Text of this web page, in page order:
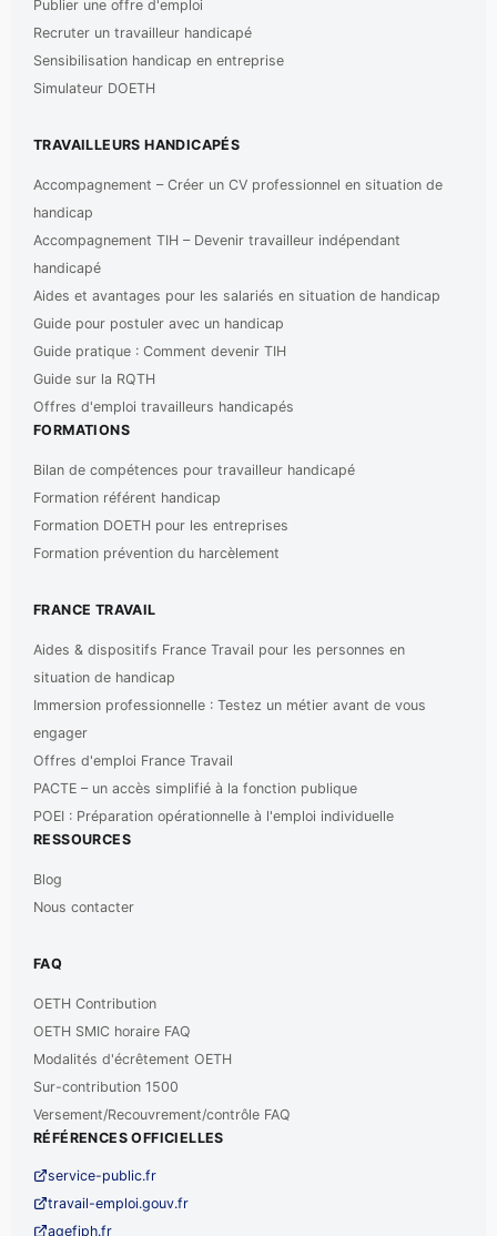
Publier une offre d'emploi
Recruter un travailleur handicapé
Sensibilisation handicap en entreprise
Simulateur DOETH
TRAVAILLEURS HANDICAPÉS
Accompagnement – Créer un CV professionnel en situation de
handicap
Accompagnement TIH – Devenir travailleur indépendant
handicapé
Aides et avantages pour les salariés en situation de handicap
Guide pour postuler avec un handicap
Guide pratique : Comment devenir TIH
Guide sur la RQTH
Offres d'emploi travailleurs handicapés
FORMATIONS
Bilan de compétences pour travailleur handicapé
Formation référent handicap
Formation DOETH pour les entreprises
Formation prévention du harcèlement
FRANCE TRAVAIL
Aides & dispositifs France Travail pour les personnes en
situation de handicap
Immersion professionnelle : Testez un métier avant de vous
engager
Offres d'emploi France Travail
PACTE – un accès simplifié à la fonction publique
POEI : Préparation opérationnelle à l'emploi individuelle
RESSOURCES
Blog
Nous contacter
FAQ
OETH Contribution
OETH SMIC horaire FAQ
Modalités d'écrêtement OETH
Sur-contribution 1500
Versement/Recouvrement/contrôle FAQ
RÉFÉRENCES OFFICIELLES
service-public.fr
travail-emploi.gouv.fr
agefiph.fr